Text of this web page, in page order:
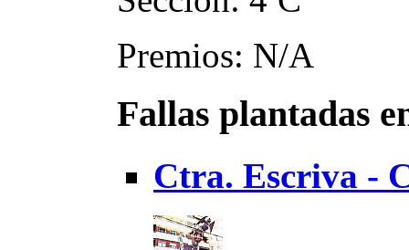
Premios: N/A
Fallas plantadas
Ctra. Escriva -